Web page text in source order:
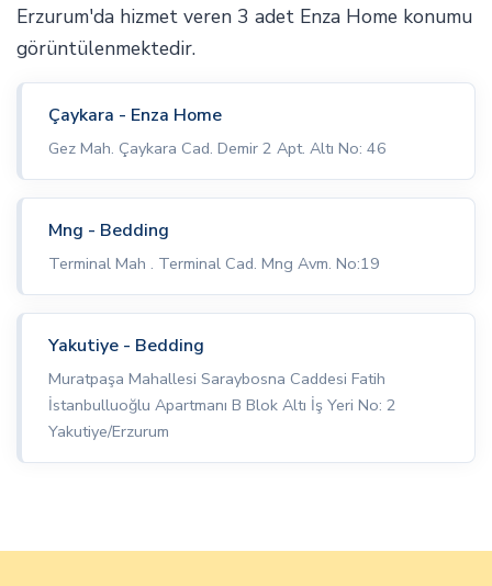
Erzurum'da hizmet veren 3 adet Enza Home konumu
görüntülenmektedir.
Çaykara - Enza Home
Gez Mah. Çaykara Cad. Demir 2 Apt. Altı No: 46
Mng - Bedding
Terminal Mah . Terminal Cad. Mng Avm. No:19
Yakutiye - Bedding
Muratpaşa Mahallesi Saraybosna Caddesi Fatih
İstanbulluoğlu Apartmanı B Blok Altı İş Yeri No: 2
Yakutiye/Erzurum